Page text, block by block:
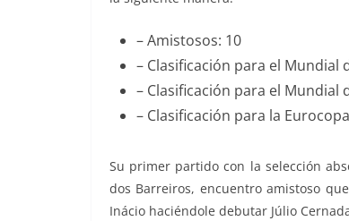
– Amistosos: 10
– Clasificación para el Mundial
– Clasificación para el Mundial
– Clasificación para la
Su primer partido con la selección
dos Barreiros, encuentro amistoso
Inácio haciéndole debutar Júlio